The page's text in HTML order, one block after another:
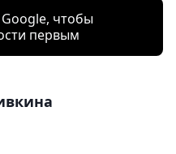
чтобы
первым